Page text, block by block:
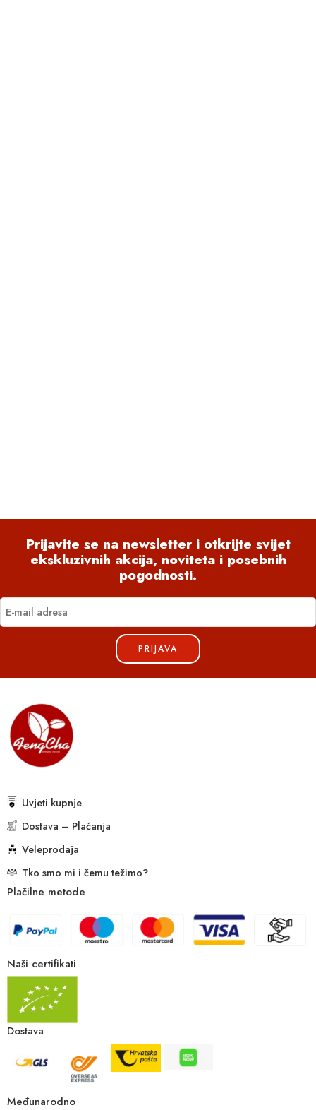
Prijavite se na newsletter i otkrijte svijet
ekskluzivnih akcija, noviteta i posebnih
pogodnosti.
PRIJAVA
Uvjeti kupnje
Dostava – Plaćanja
Veleprodaja
Tko smo mi i čemu težimo?
Plačilne metode
Naši certifikati
Dostava
Međunarodno